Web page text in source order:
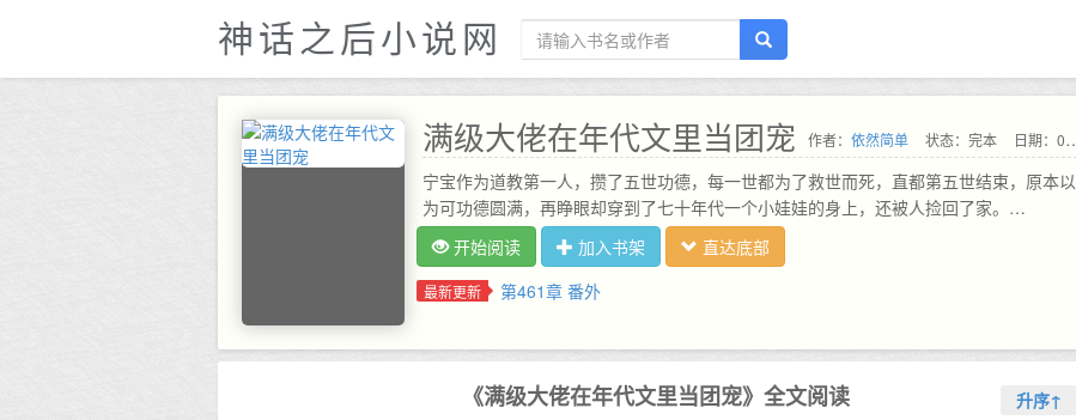
神话之后小说网
满级大佬在年代文里当团宠 作者： 依然简单 状态：完本 日期：09-05
宁宝作为道教第一人，攒了五世功德，每一世都为了救世而死，直都第五世结束，原本以
为可功德圆满，再睁眼却穿到了七十年代一个小娃娃的身上，还被人捡回了家。…
开始阅读
加入书架 直达底部
最新更新 第461章 番外
《满级大佬在年代文里当团宠》全文阅读 升序↑